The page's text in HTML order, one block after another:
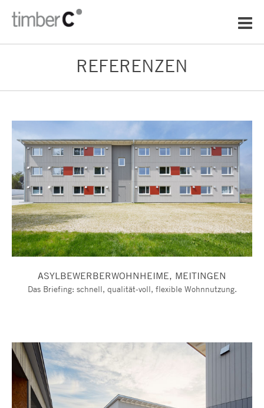
REFERENZEN
ASYLBEWERBERWOHNHEIME, MEITINGEN
Das Briefing: schnell, qualität-voll, flexible Wohnnutzung.